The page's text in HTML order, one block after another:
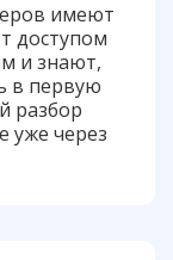
имеют
доступом
и знают,
в первую
разбор
уже через